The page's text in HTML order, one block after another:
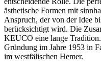
ästhetische Formen mit
Anspruch, der von der Idee
berücksichtigt wird. Die
KEUCO eine lange
Gründung im Jahre 1953 in
im westfälischen Hemer.